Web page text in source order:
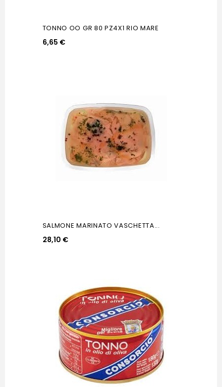
TONNO OO GR 80 PZ4X1 RIO MARE
6,65 €
SALMONE MARINATO VASCHETTA...
28,10 €